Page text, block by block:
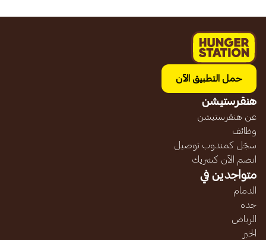
حمل التطبيق الآن
هنقرستيشن
عن هنقرستيشن
وظائف
سجّل كمندوب توصيل
انضم الآن كشريك
متواجدين في
الدمام
جده
الرياض
الخبر